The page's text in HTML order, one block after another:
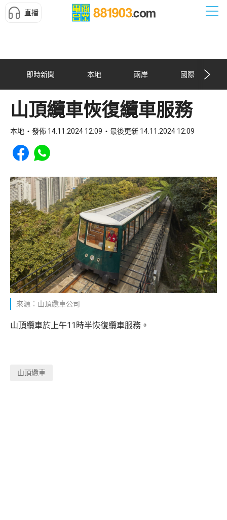
直播
即時新聞 本地 兩岸 國際
山頂纜車恢復纜車服務
本地 發佈 14.11.2024 12:09 最後更新 14.11.2024 12:09
Share to Facebook
Share to WhatsApp
來源：山頂纜車公司
山頂纜車於上午11時半恢復纜車服務。
山頂纜車